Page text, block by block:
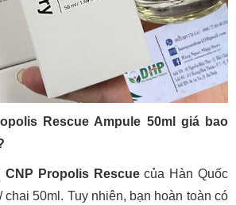
Rescue Ampule 50ml giá bao
CNP Propolis Rescuecủa Hàn Quốc
chai 50ml. Tuy nhiên, bạn hoàn toàn có